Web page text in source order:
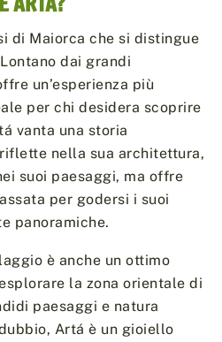
di Maiorca che si distingue
dai grandi
un’esperienza più
per chi desidera scoprire
vanta una storia
nella sua architettura,
suoi paesaggi, ma offre
per godersi i suoi
panoramiche.
è anche un ottimo
la zona orientale di
paesaggi e natura
Artá è un gioiello